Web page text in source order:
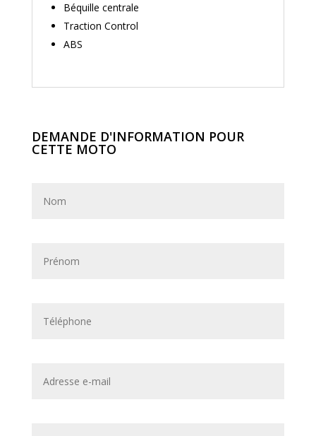
Béquille centrale
Traction Control
ABS
DEMANDE D'INFORMATION POUR
CETTE MOTO